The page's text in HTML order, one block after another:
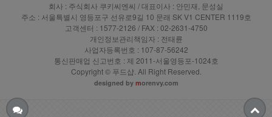
회사 : 주식회사 쿠키씨엔씨 / 대표이사 : 안민재, 문성실
주소 : 서울특별시 영등포구 선유로9길 10 문래 SK V1 CENTER 1119호
고객센터 : 1577-2126 / FAX : 02-2631-4750
개인정보관리책임자 : 전태륜
사업자등록번호 : 107-87-56242
통신판매업 신고번호 : 제 2011-서울영등포-1024호
Copyright © 푸드샵. All Right Reserved.
designed by morenvy.com